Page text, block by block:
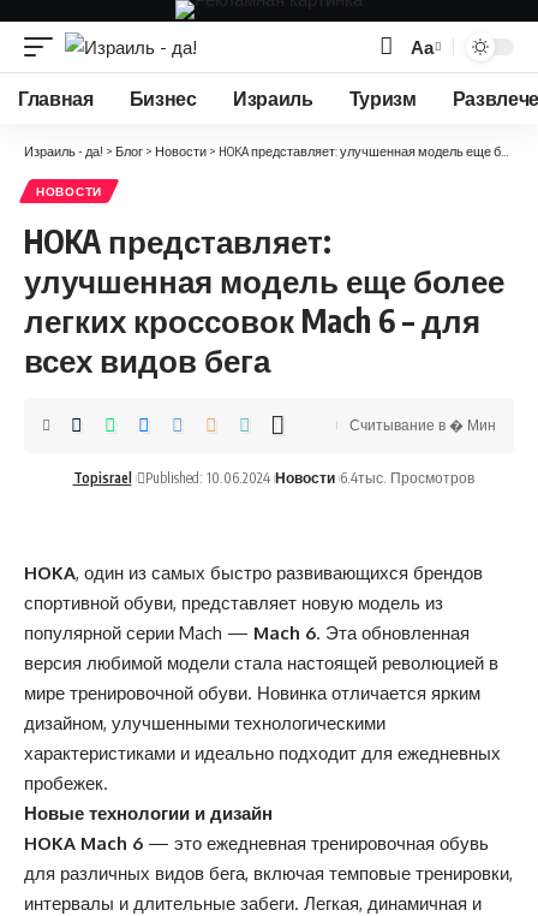
Изменение
размера
Аа
Главная Бизнес Израиль Туризм
Израиль - да! > Блог > Новости > HOKA представляет: улучшенная модель еще более легких кроссовок Mach 6 – для всех видов бега
НОВОСТИ
HOKA представляет:
улучшенная модель еще более
легких кроссовок Mach 6 – для
всех видов бега
Topisrael Published: 10.06.2024 Новости 6.4тыс. Просмотров
Считывание в � Мин
HOKA, один из самых быстро развивающихся брендов
спортивной обуви, представляет новую модель из
популярной серии Mach — Mach 6. Эта обновленная
версия любимой модели стала настоящей революцией в
мире тренировочной обуви. Новинка отличается ярким
дизайном, улучшенными технологическими
характеристиками и идеально подходит для ежедневных
пробежек.
Новые технологии и дизайн
HOKA Mach 6 — это ежедневная тренировочная обувь
для различных видов бега, включая темповые тренировки,
интервалы и длительные забеги. Легкая, динамичная и